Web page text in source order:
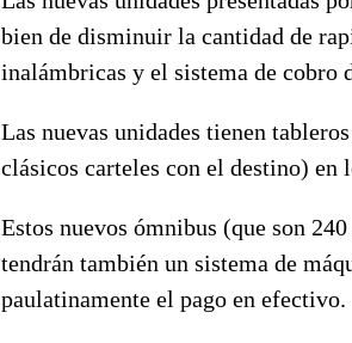
bien de disminuir la cantidad de
inalámbricas y el sistema de cobro
Las nuevas unidades tienen
clásicos carteles con el destino)
Estos nuevos ómnibus (que son
tendrán también un sistema de
paulatinamente el pago en efectivo.